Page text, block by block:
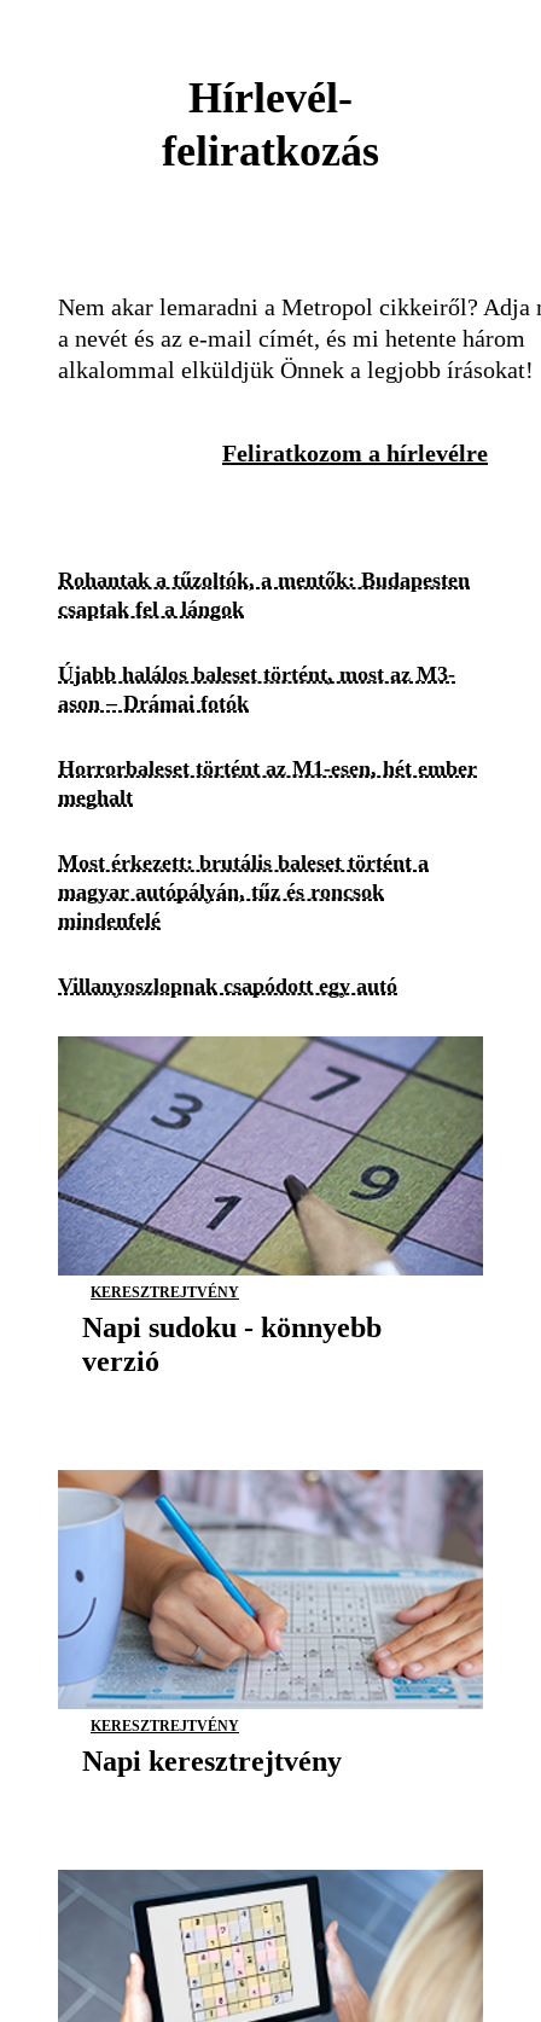
Hírlevél-
feliratkozás
Nem akar lemaradni a Metropol cikkeiről? Adja
a nevét és az e-mail címét, és mi hetente három
alkalommal elküldjük Önnek a legjobb írásokat!
Feliratkozom a hírlevélre
Rohantak a tűzoltók, a mentők: Budapesten
csaptak fel a lángok
Újabb halálos baleset történt, most az M3-
ason – Drámai fotók
Horrorbaleset történt az M1-esen, hét ember
meghalt
Most érkezett: brutális baleset történt a
magyar autópályán, tűz és roncsok
mindenfelé
Villanyoszlopnak csapódott egy autó
KERESZTREJTVÉNY
Napi sudoku - könnyebb
verzió
KERESZTREJTVÉNY
Napi keresztrejtvény